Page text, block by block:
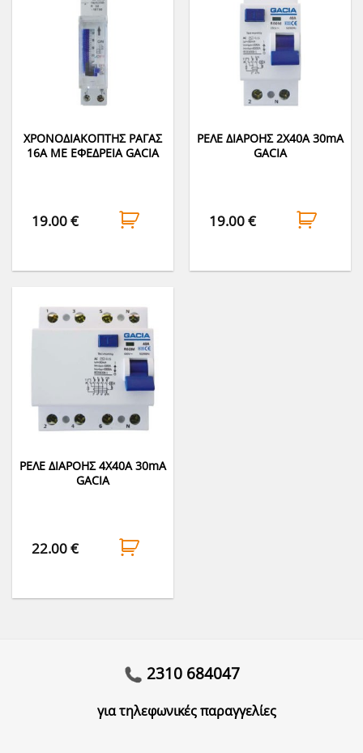
ΧΡΟΝΟΔΙΑΚΟΠΤΗΣ ΡΑΓΑΣ
16Α ΜΕ ΕΦΕΔΡΕΙΑ GACIA
19.00€
ΡΕΛΕ ΔΙΑΡΟΗΣ 2Χ40Α 30mΑ
GACIA
19.00€
ΡΕΛΕ ΔΙΑΡΟΗΣ 4Χ40Α 30mΑ
GACIA
22.00€
2310 684047
για τηλεφωνικές παραγγελίες